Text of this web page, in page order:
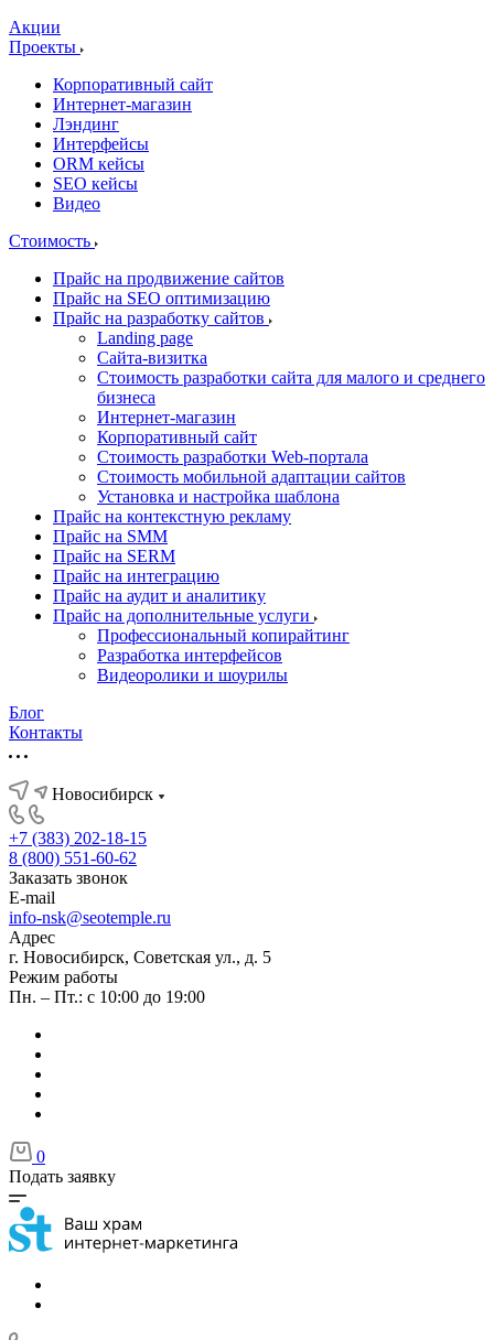
Акции
Проекты
Корпоративный сайт
Интернет-магазин
Лэндинг
Интерфейсы
ORM кейсы
SEO кейсы
Видео
Стоимость
Прайс на продвижение сайтов
Прайс на SEO оптимизацию
Прайс на разработку сайтов
Landing page
Cайта-визитка
Стоимость разработки сайта для малого и среднего
бизнеса
Интернет-магазин
Корпоративный сайт
Стоимость разработки Web-портала
Стоимость мобильной адаптации сайтов
Установка и настройка шаблона
Прайс на контекстную рекламу
Прайс на SMM
Прайс на SERM
Прайс на интеграцию
Прайс на аудит и аналитику
Прайс на дополнительные услуги
Профессиональный копирайтинг
Разработка интерфейсов
Видеоролики и шоурилы
Блог
Контакты
Новосибирск
+7 (383) 202-18-15
8 (800) 551-60-62
Заказать звонок
E-mail
info-nsk@seotemple.ru
Адрес
г. Новосибирск, Советская ул., д. 5
Режим работы
Пн. – Пт.: с 10:00 до 19:00
0
Подать заявку